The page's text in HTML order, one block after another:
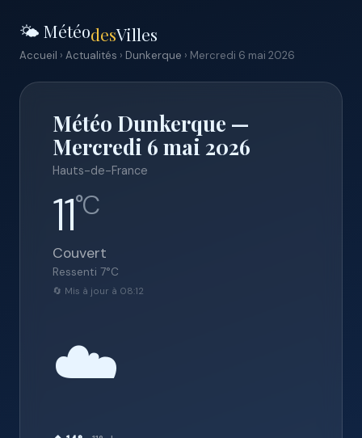
🌤️ MétéodesVilles
Accueil › Actualités › Dunkerque › Mercredi 6 mai 2026
Météo Dunkerque —
Mercredi 6 mai 2026
Hauts-de-France
11°C
Couvert
Ressenti 7°C
🔄 Mis à jour à 08:12
☁️